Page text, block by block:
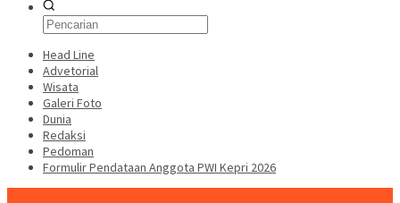
Head Line
Advetorial
Wisata
Galeri Foto
Dunia
Redaksi
Pedoman
Formulir Pendataan Anggota PWI Kepri 2026